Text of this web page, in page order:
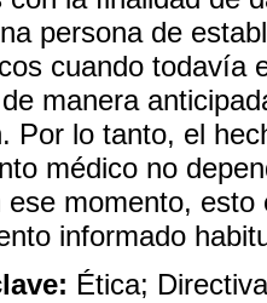
persona de
cuando todavía
manera
Por lo tanto, el
médico no
ese momento,
informado
Ética;